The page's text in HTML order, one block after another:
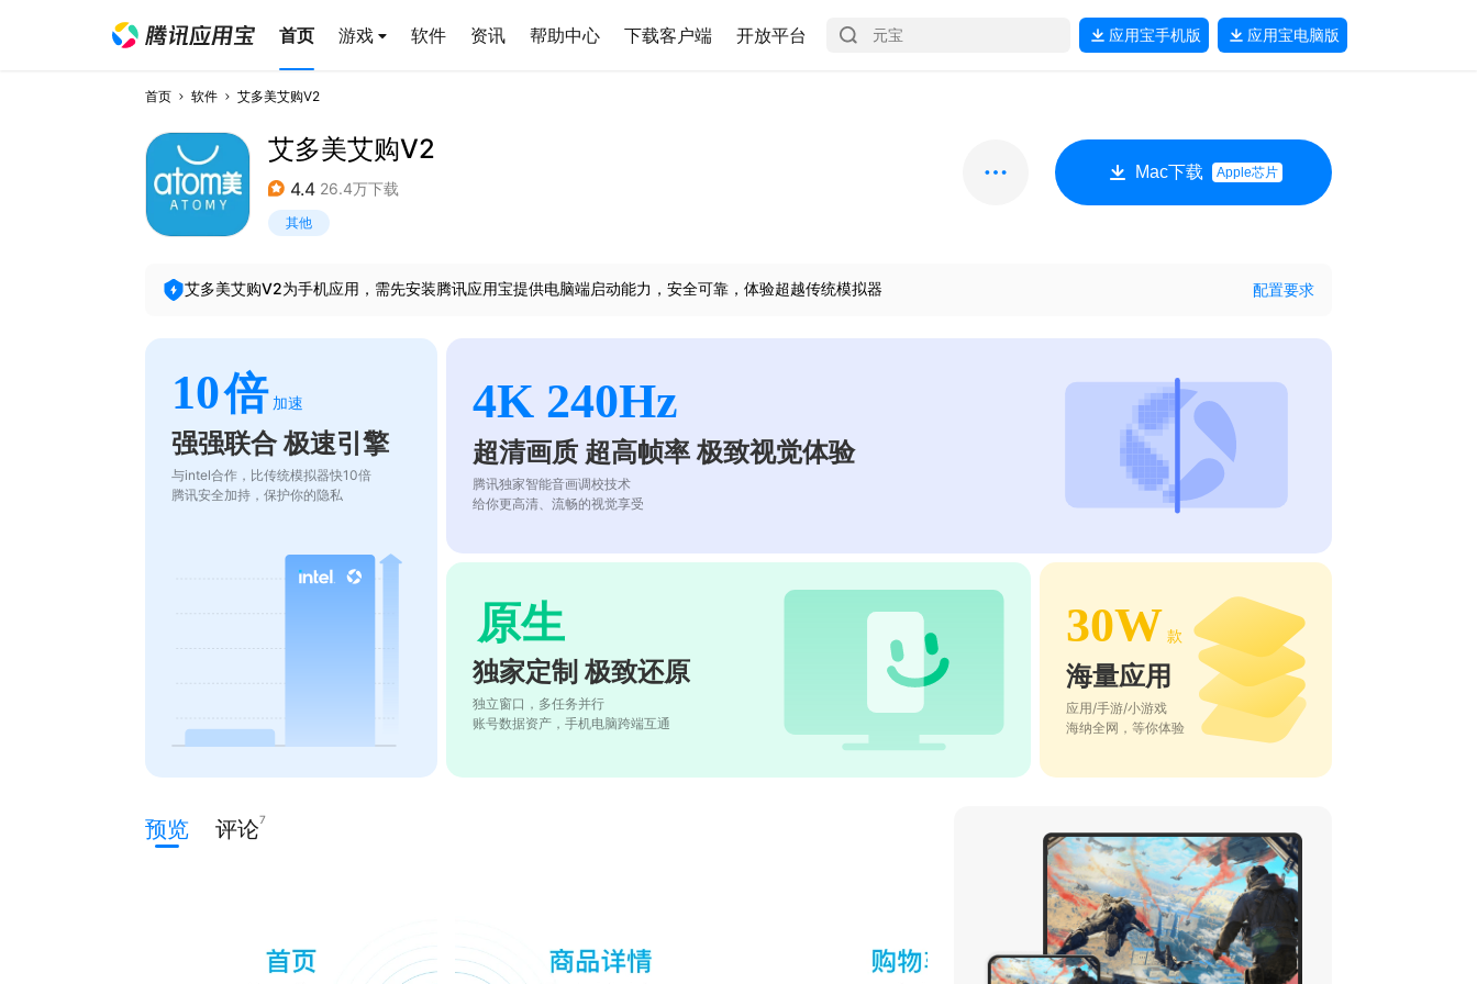
首页 游戏 软件 资讯 帮助中心 下载客户端 开放平台 应用宝手机版 应用宝电脑版
首页 软件 艾多美艾购V2
艾多美艾购V2
4.4 26.4万下载
其他
Mac下载 Apple芯片
艾多美艾购V2为手机应用，需先安装腾讯应用宝提供电脑端启动能力，安全可靠，体验超越传统模拟器 配置要求
10倍 加速
强强联合 极速引擎
与intel合作，比传统模拟器快10倍
腾讯安全加持，保护你的隐私
4K 240Hz
超清画质 超高帧率 极致视觉体验
腾讯独家智能音画调校技术
给你更高清、流畅的视觉享受
原生
独家定制 极致还原
独立窗口，多任务并行
账号数据资产，手机电脑跨端互通
30W 款
海量应用
应用/手游/小游戏
海纳全网，等你体验
预览 评论7